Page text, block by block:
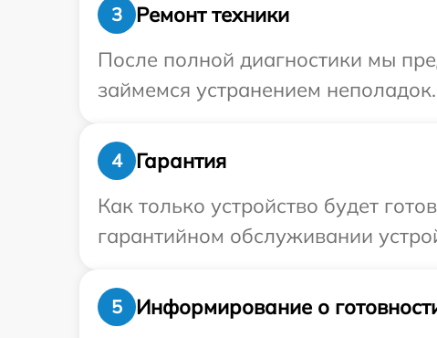
3
Ремонт техники
После полной диагностики мы
займемся устранением неполадок.
4
Гарантия
Как только устройство будет
гарантийном обслуживании
5
Информирование о